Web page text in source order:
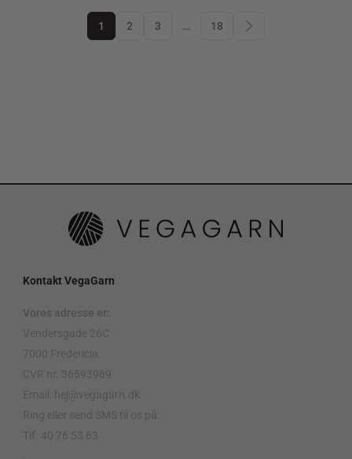
1 2 3 … 18
Kontakt VegaGarn
Vores adresse er:
Vendersgade 26C
7000 Fredericia
CVR nr. 36593989
Email: hej@vegagarn.dk
Ring eller send SMS til os på:
Tlf. 40 76 53 63